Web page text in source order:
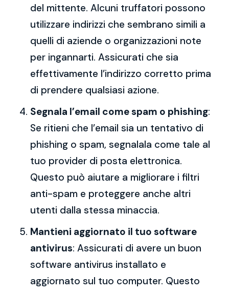
del mittente. Alcuni truffatori possono
utilizzare indirizzi che sembrano simili a
quelli di aziende o organizzazioni note
per ingannarti. Assicurati che sia
effettivamente l’indirizzo corretto prima
di prendere qualsiasi azione.
Segnala l’email come spam o phishing:
Se ritieni che l’email sia un tentativo di
phishing o spam, segnalala come tale al
tuo provider di posta elettronica.
Questo può aiutare a migliorare i filtri
anti-spam e proteggere anche altri
utenti dalla stessa minaccia.
Mantieni aggiornato il tuo software
antivirus: Assicurati di avere un buon
software antivirus installato e
aggiornato sul tuo computer. Questo